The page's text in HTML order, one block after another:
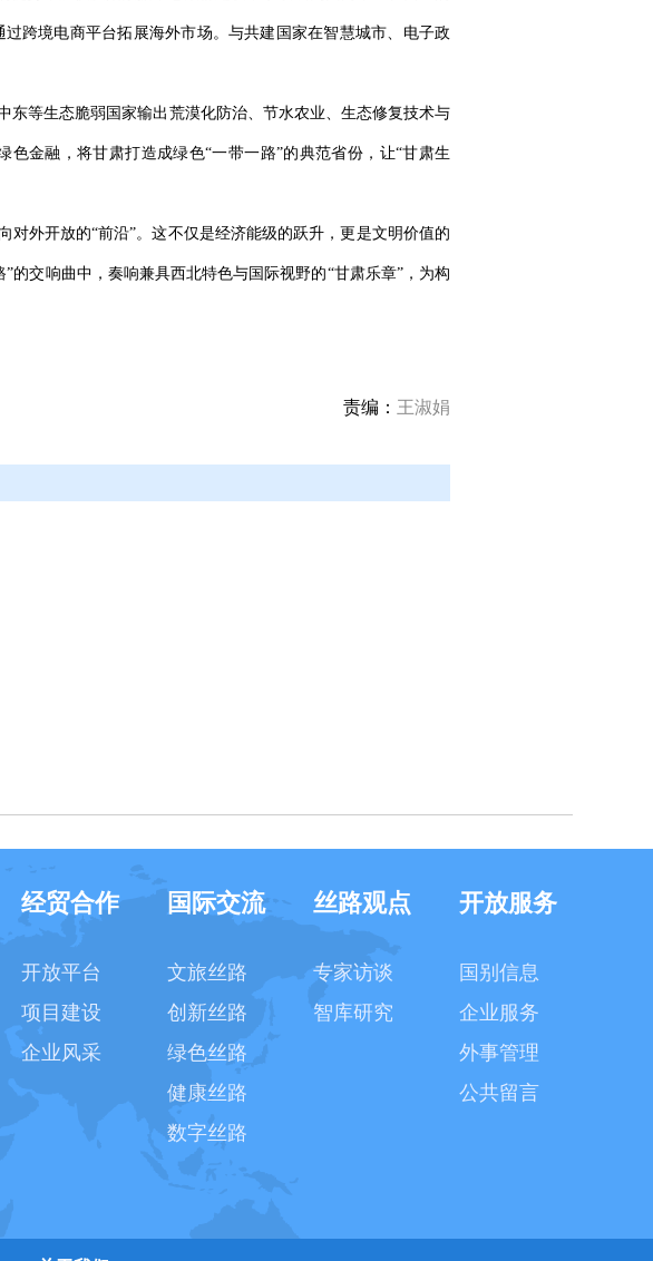
跨境电商平台拓展海外市场。与共建国家在智慧城市、电子政
东等生态脆弱国家输出荒漠化防治、节水农业、生态修复技术与
金融，将甘肃打造成绿色“一带一路”的典范省份，让“甘肃生
对外开放的“前沿”。这不仅是经济能级的跃升，更是文明价值的
交响曲中，奏响兼具西北特色与国际视野的“甘肃乐章”，为构
责编： 王淑娟
经贸合作
开放平台
项目建设
企业风采
国际交流
文旅丝路
创新丝路
绿色丝路
健康丝路
数字丝路
丝路观点
专家访谈
智库研究
开放服务
国别信息
企业服务
外事管理
公共留言